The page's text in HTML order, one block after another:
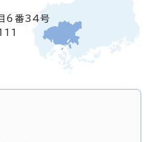
6番34号